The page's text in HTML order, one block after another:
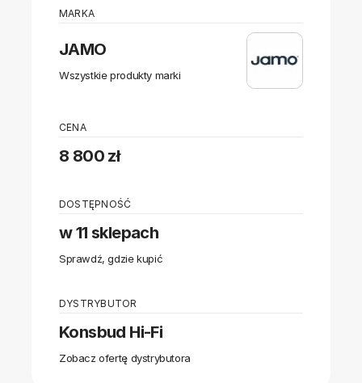
MARKA
JAMO
Wszystkie produkty marki
CENA
8 800 zł
DOSTĘPNOŚĆ
w 11 sklepach
Sprawdź, gdzie kupić
DYSTRYBUTOR
Konsbud Hi-Fi
Zobacz ofertę dystrybutora